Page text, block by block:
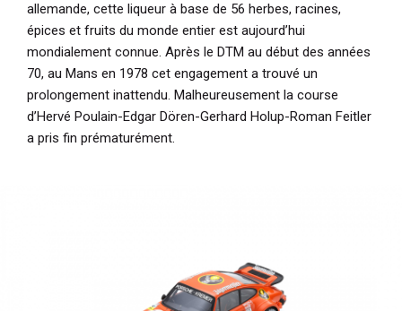
allemande, cette liqueur à base de 56 herbes, racines,
épices et fruits du monde entier est aujourd’hui
mondialement connue. Après le DTM au début des années
70, au Mans en 1978 cet engagement a trouvé un
prolongement inattendu. Malheureusement la course
d’Hervé Poulain-Edgar Dören-Gerhard Holup-Roman Feitler
a pris fin prématurément.